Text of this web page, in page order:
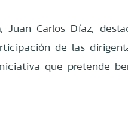
Juan Carlos Díaz,
de las
que pretende